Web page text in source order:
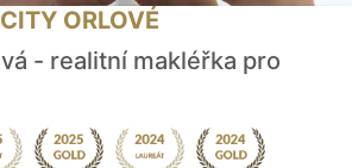
ORLOVÉ
- realitní makléřka pro